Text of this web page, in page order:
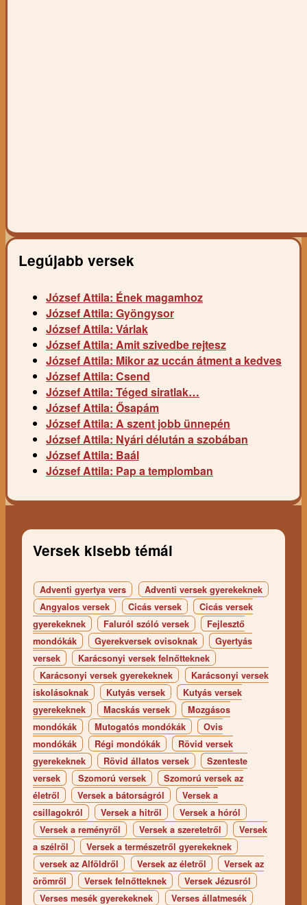
Legújabb versek
József Attila: Ének magamhoz
József Attila: Gyöngysor
József Attila: Várlak
József Attila: Amit szivedbe rejtesz
József Attila: Mikor az uccán átment a kedves
József Attila: Csend
József Attila: Téged siratlak…
József Attila: Ősapám
József Attila: A szent jobb ünnepén
József Attila: Nyári délután a szobában
József Attila: Baál
József Attila: Pap a templomban
Versek kisebb témái
Adventi gyertya vers
Adventi versek gyerekeknek
Angyalos versek
Cicás versek
Cicás versek
gyerekeknek
Faluról szóló versek
Fejlesztő
mondókák
Gyerekversek ovisoknak
Gyertyás
versek
Karácsonyi versek felnőtteknek
Karácsonyi versek gyerekeknek
Karácsonyi versek
iskolásoknak
Kutyás versek
Kutyás versek
gyerekeknek
Macskás versek
Mozgásos
mondókák
Mutogatós mondókák
Ovis
mondókák
Régi mondókák
Rövid versek
gyerekeknek
Rövid állatos versek
Szenteste
versek
Szomorú versek
Szomorú versek az
életről
Versek a bátorságról
Versek a
csillagokról
Versek a hitről
Versek a hóról
Versek a reményről
Versek a szeretetről
Versek
a szélről
Versek a természetről gyerekeknek
versek az Alföldről
Versek az életről
Versek az
örömről
Versek felnőtteknek
Versek Jézusról
Verses mesék gyerekeknek
Verses állatmesék